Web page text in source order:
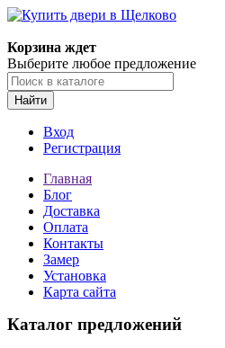
Корзина ждет
Выберите любое предложение
Найти
Вход
Регистрация
Главная
Блог
Доставка
Оплата
Контакты
Замер
Установка
Карта сайта
Каталог предложений